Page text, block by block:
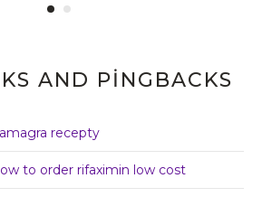
AND PINGBACKS
recepty
to order rifaximin low cost